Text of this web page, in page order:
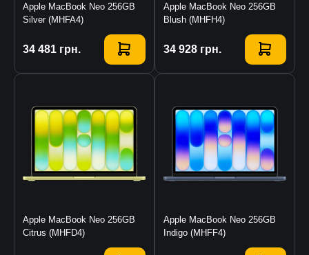
Apple MacBook Neo 256GB
Silver (MHFA4)
34 481 грн.
Купити
Apple MacBook Neo 256GB
Blush (MHFH4)
34 928 грн.
Купити
Apple MacBook Neo 256GB
Citrus (MHFD4)
Apple MacBook Neo 256GB
Indigo (MHFF4)